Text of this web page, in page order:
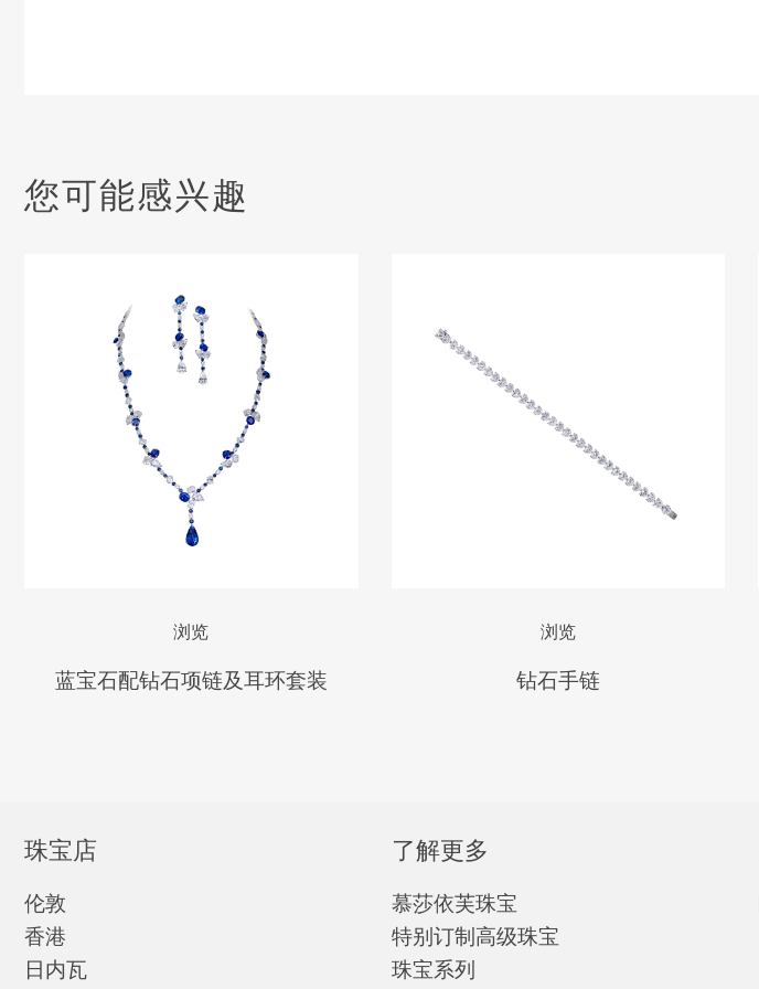
您可能感兴趣
浏览
蓝宝石配钻石项链及耳环套装
浏览
钻石手链
珠宝店
伦敦
香港
日内瓦
了解更多
慕莎依芙珠宝
特别订制高级珠宝
珠宝系列